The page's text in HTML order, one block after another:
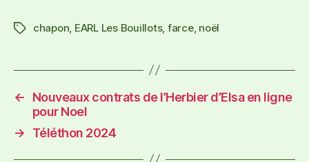
chapon EARL Les Bouillots, farce, noël
←
Nouveaux contrats de l’Herbier d’Elsa en ligne
pour Noel
→
Téléthon 2024